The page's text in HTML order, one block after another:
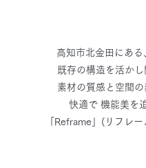
高知市北金田にある
既存の構造を活かし
素材の質感と空間の
快適で 機能美を
「Reframe」(リフレー